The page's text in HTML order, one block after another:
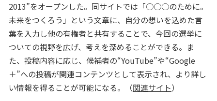
2013”をオープンした。同サイトでは「○○○のために。
未来をつくろう」という文章に、自分の想いを込めた言
葉を入力し他の有権者と共有することで、今回の選挙に
ついての視野を広げ、考えを深めることができる。ま
た、投稿内容に応じ、候補者の“YouTube”や“Google
＋”への投稿が関連コンテンツとして表示され、より詳し
い情報を得ることが可能になる。（関連サイト）